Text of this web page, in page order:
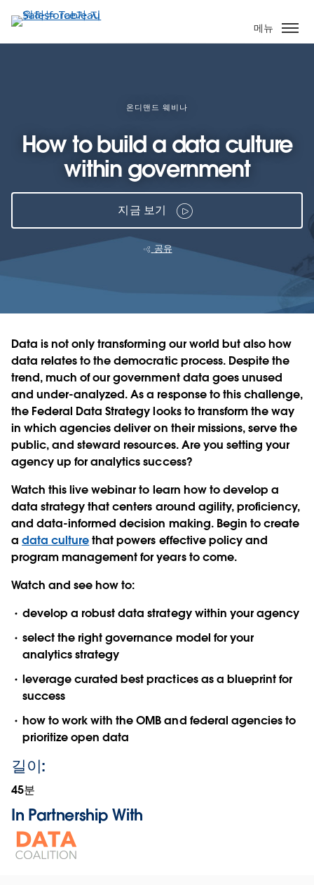
요
콘
메뉴
온디맨드 웨비나
How to build a data culture
within government
지금 보기
공유
Data is not only transforming our world but also how
data relates to the democratic process. Despite the
trend, much of our government data goes unused
and under-analyzed. As a response to this challenge,
the Federal Data Strategy looks to transform the way
in which agencies deliver on their missions, serve the
public, and steward resources. Are you setting your
agency up for analytics success?
Watch this live webinar to learn how to develop a
data strategy that centers around agility, proficiency,
and data-informed decision making. Begin to create
adata culturethat powers effective policy and
program management for years to come.
Watch and see how to:
develop a robust data strategy within your agency
select the right governance model for your
analytics strategy
leverage curated best practices as a blueprint for
success
how to work with the OMB and federal agencies to
prioritize open data
길이:
45분
In Partnership With
Opens
in